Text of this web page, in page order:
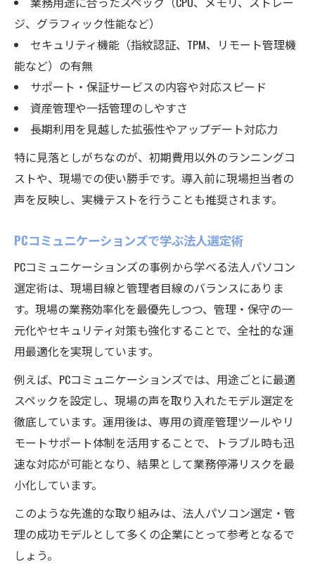
ジ、グラフィック性能など）
セキュリティ機能（指紋認証、TPM、リモート管理機
能など）の有無
サポート・保証サービスの内容や対応スピード
資産管理や一括管理のしやすさ
長期利用を見越した拡張性やアップデート対応力
特に見落としがちなのが、初期費用以外のランニングコ
ストや、現場での使い勝手です。導入前に現場担当者の
声を反映し、実機テストを行うことも推奨されます。
PCコミュニケーションズで学ぶ法人選定術
PCコミュニケーションズの事例から学べる法人パソコン
選定術は、現場目線と管理者目線のバランスにありま
す。現場の業務効率化を最優先しつつ、管理・保守の一
元化やセキュリティ対策も強化することで、全社的な運
用最適化を実現しています。
例えば、PCコミュニケーションズでは、用途ごとに最適
スペックを設定し、現場の声を取り入れたモデル選定を
徹底しています。運用後は、専用の資産管理ツールやリ
モートサポート体制を活用することで、トラブル時も迅
速な対応が可能となり、結果として業務停滞リスクを最
小化しています。
このような先進的な取り組みは、法人パソコン選定・管
理の成功モデルとして多くの企業にとって参考となるで
しょう。